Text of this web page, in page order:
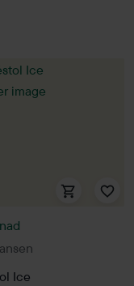
Ice